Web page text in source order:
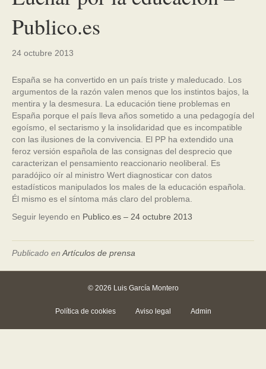
Publico.es
24 octubre 2013
España se ha convertido en un país triste y maleducado. Los
argumentos de la razón valen menos que los instintos bajos, la
mentira y la desmesura. La educación tiene problemas en
España porque el país lleva años sometido a una pedagogía del
egoísmo, el sectarismo y la insolidaridad que es incompatible
con las ilusiones de la convivencia. El PP ha extendido una
feroz versión española de las consignas del desprecio que
caracterizan el pensamiento reaccionario neoliberal. Es
paradójico oír al ministro Wert diagnosticar con datos
estadísticos manipulados los males de la educación española.
Él mismo es el síntoma más claro del problema.
Seguir leyendo en Publico.es – 24 octubre 2013
Publicado en Artículos de prensa
© 2026 Luis García Montero
Política de cookies Aviso legal Admin